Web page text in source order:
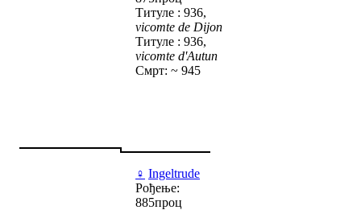
Титуле : 936,
vicomte de Dijon
Титуле : 936,
vicomte d'Autun
Смрт: ~ 945
♀ Ingeltrude
Рођење:
885проц